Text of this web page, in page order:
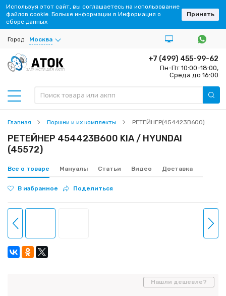
Город Москва
ЗАПЧАСТИ ДЛЯ АКПП
+7 (499) 455-99-62
Пн-Пт 10:00-18:00,
Среда до 16:00
Главная Поршни и их комплекты РЕТЕЙНЕР(454423B600)
РЕТЕЙНЕР 454423B600 KIA / HYUNDAI
(45572)
Все о товаре Мануалы Статьи Видео Доставка
В избранное Поделиться
Нашли дешевле?
Используя этот сайт, вы соглашаетесь на использование
файлов cookie. Больше информации в Информация о
сборе данных
Принять